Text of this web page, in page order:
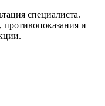
специалиста.
и